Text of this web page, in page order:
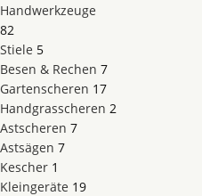
Handwerkzeuge
82
Stiele 5
Besen & Rechen 7
Gartenscheren 17
Handgrasscheren 2
Astscheren 7
Astsägen 7
Kescher 1
Kleingeräte 19